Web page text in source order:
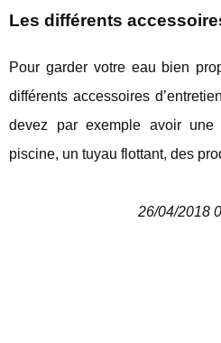
Les différents
Pour garder votre eau bien
différents accessoires
devez par exemple avoir
piscine, un tuyau flottant, des
26/04/2018